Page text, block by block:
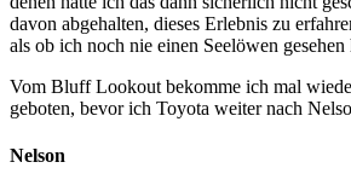
davon abgehalten, dieses Erlebnis zu
als ob ich noch nie einen Seelöwen gesehen
Vom Bluff Lookout bekomme ich mal
geboten, bevor ich Toyota weiter nach
Nelson